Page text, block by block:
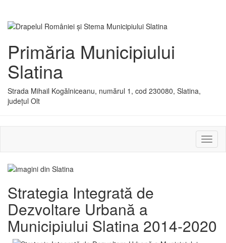
Primăria Municipiului
Slatina
Strada Mihail Kogălniceanu, numărul 1, cod 230080, Slatina,
județul Olt
sau
Strategia Integrată de
Dezvoltare Urbană a
Municipiului Slatina 2014-2020